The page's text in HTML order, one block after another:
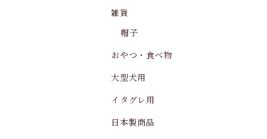
雑貨
帽子
おやつ・食べ物
大型犬用
イタグレ用
日本製商品